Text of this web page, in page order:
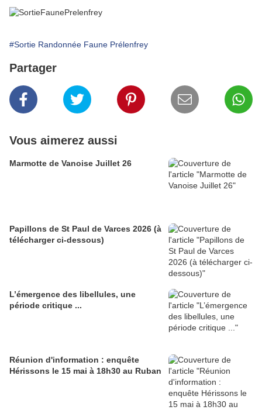
#Sortie Randonnée Faune Prélenfrey
Partager
Vous aimerez aussi
Marmotte de Vanoise Juillet 26
Papillons de St Paul de Varces 2026 (à
télécharger ci-dessous)
L’émergence des libellules, une
période critique ...
Réunion d'information : enquête
Hérissons le 15 mai à 18h30 au Ruban